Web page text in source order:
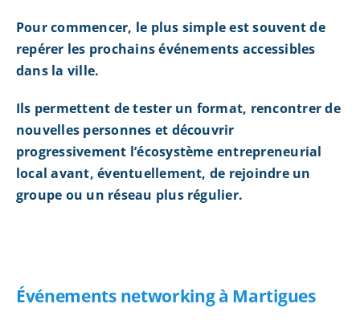
Pour commencer, le plus simple est souvent de
repérer les prochains événements accessibles
dans la ville.
Ils permettent de tester un format, rencontrer de
nouvelles personnes et découvrir
progressivement l’écosystème entrepreneurial
local avant, éventuellement, de rejoindre un
groupe ou un réseau plus régulier.
Événements networking à Martigues